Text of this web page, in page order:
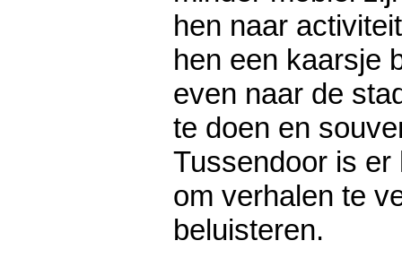
hen naar
hen een kaarsje
even naar de
te doen en
Tussendoor is er
om verhalen te
beluisteren.